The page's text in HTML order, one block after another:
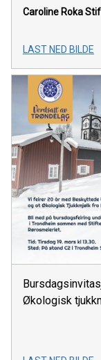
Caroline Roka
LAST NED BILDE
Økologisk